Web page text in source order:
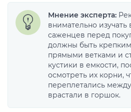
Мнение эксперта:
внимательно
саженцев перед
должны быть
прямыми ветками и
кустики в емкости,
осмотреть их корни,
переплетались
врастали в горшок.